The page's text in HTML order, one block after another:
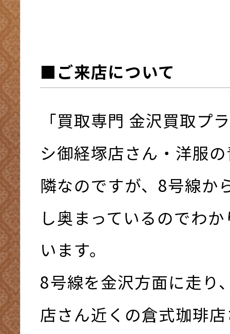
■ご来店について
「買取専門 金沢買取プ
シ御経塚店さん・洋服
隣なのですが、8号線か
し奥まっているのでわ
います。
8号線を金沢方面に走り
店さん近くの倉式珈琲